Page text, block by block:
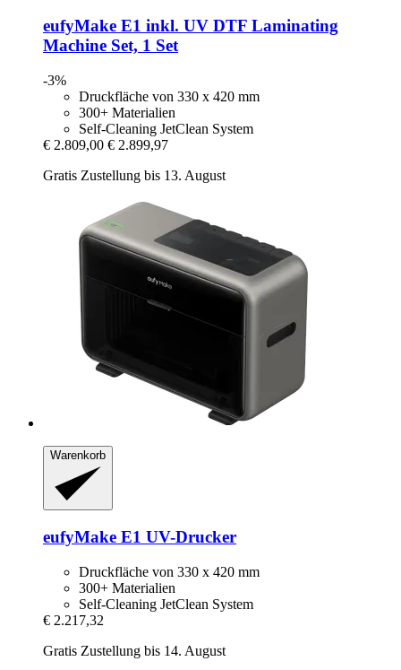
eufyMake E1 inkl. UV DTF Laminating
Machine Set, 1 Set
-3%
Druckfläche von 330 x 420 mm
300+ Materialien
Self-Cleaning JetClean System
€ 2.809,00 € 2.899,97
Gratis Zustellung bis 13. August
Warenkorb
eufyMake E1 UV-​Drucker
Druckfläche von 330 x 420 mm
300+ Materialien
Self-Cleaning JetClean System
€ 2.217,32
Gratis Zustellung bis 14. August